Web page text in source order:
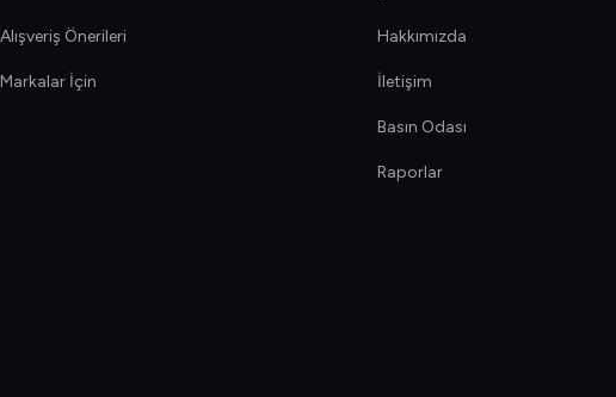
Alışveriş Önerileri
Markalar İçin
Hakkımızda
İletişim
Basın Odası
Raporlar